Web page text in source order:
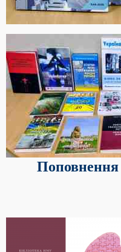
Поповнення